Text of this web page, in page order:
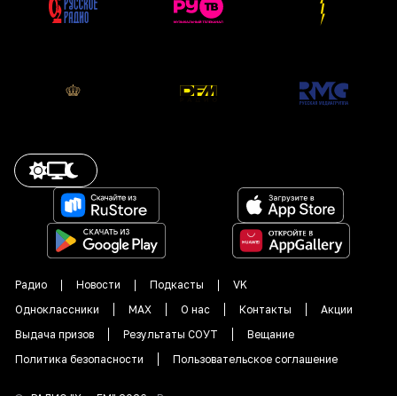
Радио Новости Подкасты
VK
Одноклассники
MAX О нас Контакты
Акции
Выдача призов
Результаты СОУТ
Вещание
Политика безопасности
Пользовательское соглашение